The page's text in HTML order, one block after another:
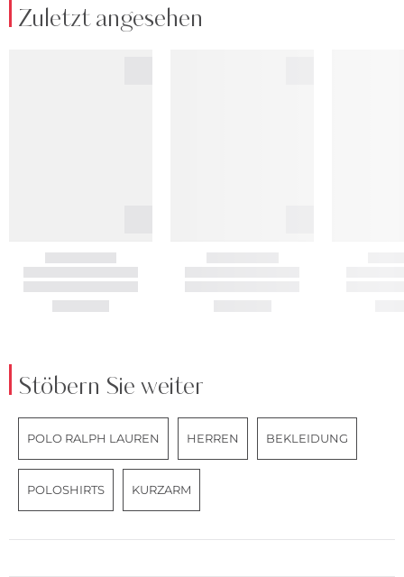
Zuletzt angesehen
Stöbern Sie weiter
POLO RALPH LAUREN HERREN BEKLEIDUNG
POLOSHIRTS KURZARM